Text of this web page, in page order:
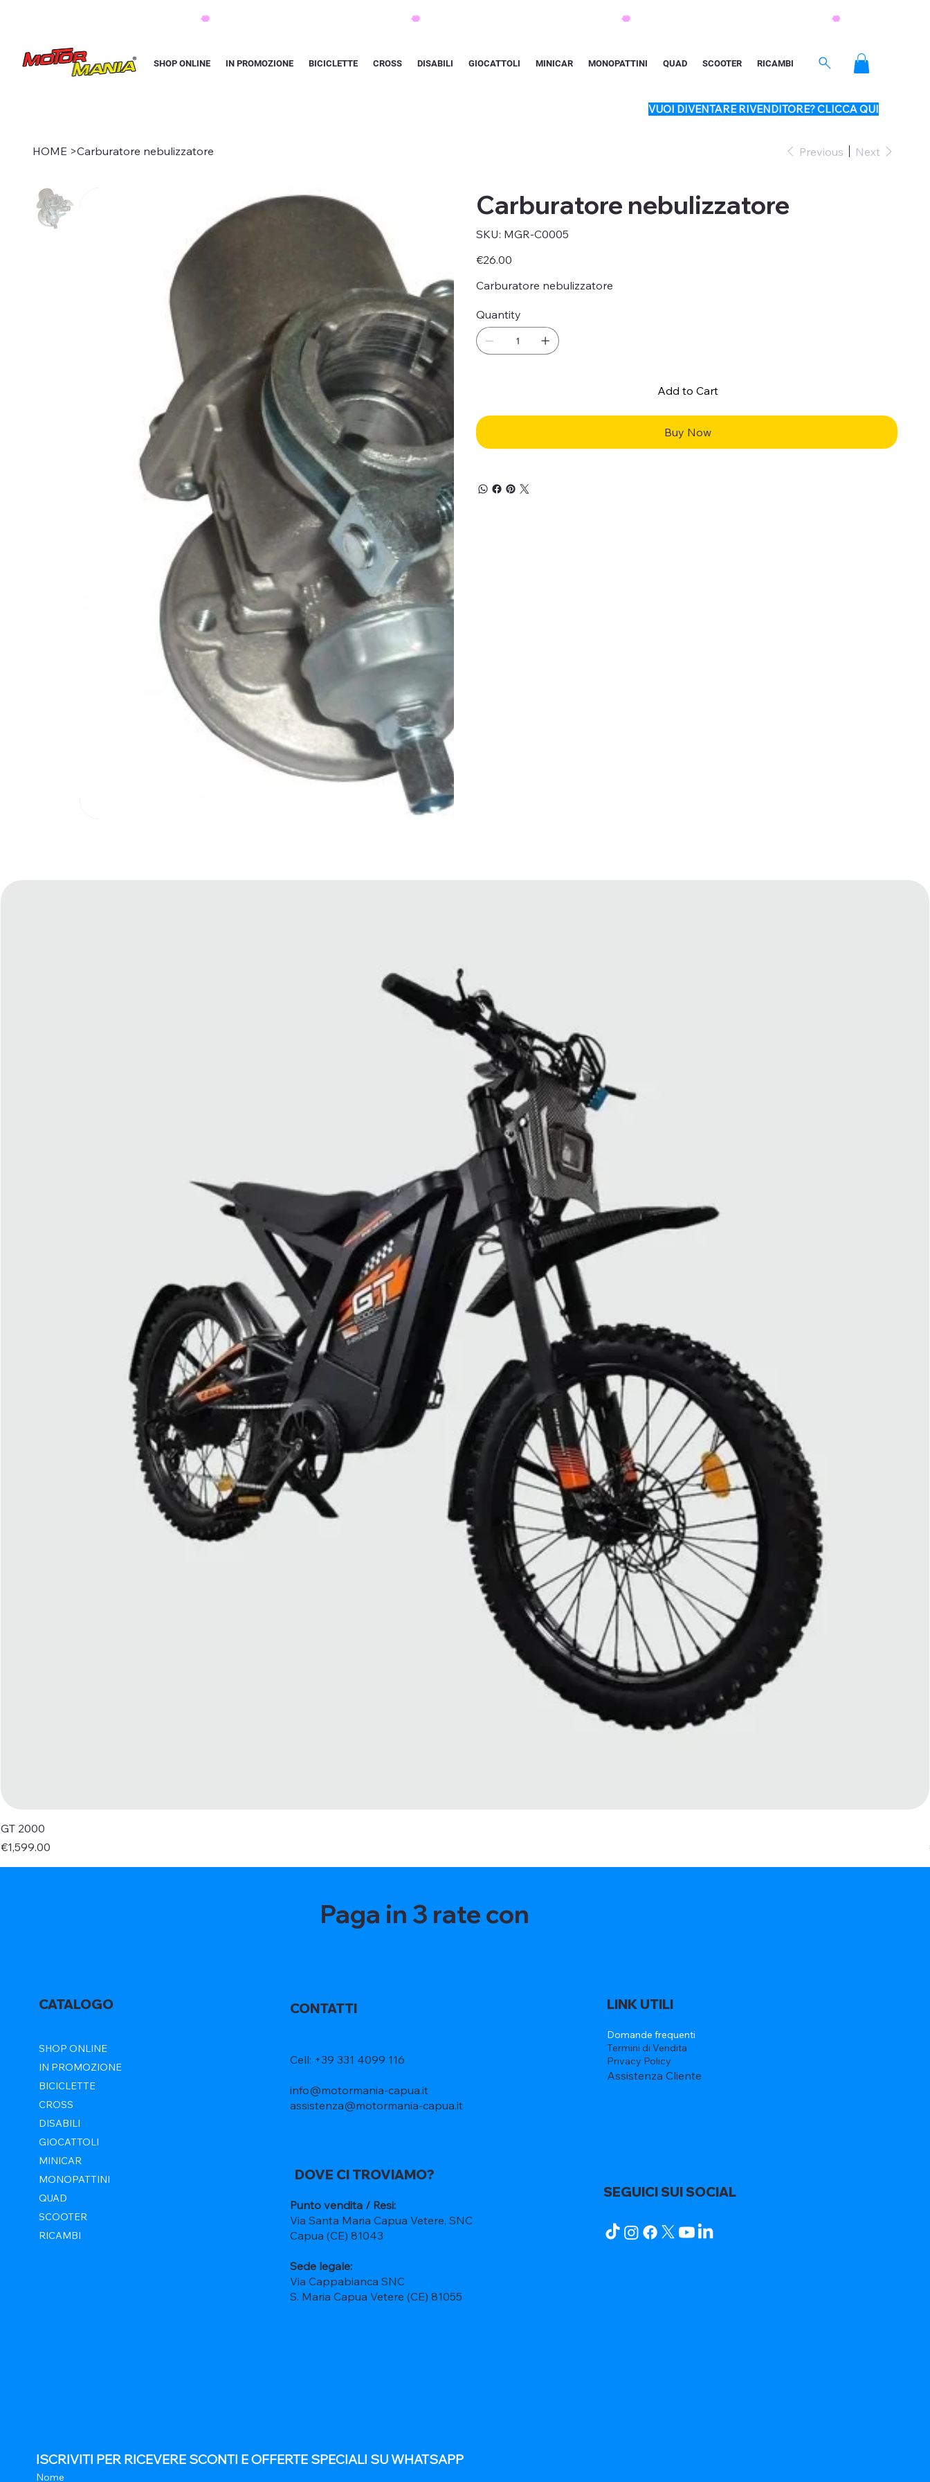
SHOP ONLINE IN PROMOZIONE BICICLETTE CROSS DISABILI GIOCATTOLI MINICAR MONOPATTINI QUAD SCOOTER RICAMBI
VUOI DIVENTARE RIVENDITORE? CLICCA QUI
HOME >Carburatore nebulizzatore Previous Next
Carburatore nebulizzatore
SKU: SKU
MGR-
MGR-C0005
Price
€26.00
Carburatore nebulizzatore
Quantity
Add to Cart
Buy Now
GT 2000
Price
€1,599.00
Paga in 3 rate con
CATALOGO
SHOP ONLINE
IN PROMOZIONE
BICICLETTE
CROSS
DISABILI
GIOCATTOLI
MINICAR
MONOPATTINI
QUAD
SCOOTER
RICAMBI
CONTATTI
Cell: +39 331 4099 116
info@motormania-capua.it
assistenza@motormania-capua.it
DOVE CI TROVIAMO?
Punto vendita / Resi:
Via Santa Maria Capua Vetere, SNC
Capua (CE) 81043
Sede legale:
Via Cappabianca SNC
S. Maria Capua Vetere (CE) 81055
LINK UTILI
Domande frequenti
Termini di Vendita
Privacy Policy
Assistenza Cliente
SEGUICI SUI SOCIAL
ISCRIVITI PER RICEVERE SCONTI E OFFERTE SPECIALI SU WHATSAPP
Nome